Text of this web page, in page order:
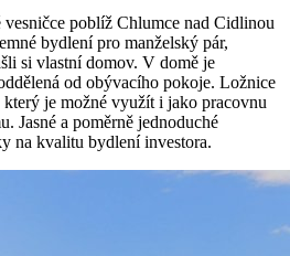
poblíž Chlumce nad Cidlinou
bydlení pro manželský pár,
si vlastní domov. V domě je
od obývacího pokoje. Ložnice
který je možné využít i jako pracovnu
Jasné a poměrně jednoduché
na kvalitu bydlení investora.